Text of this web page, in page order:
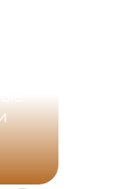
，